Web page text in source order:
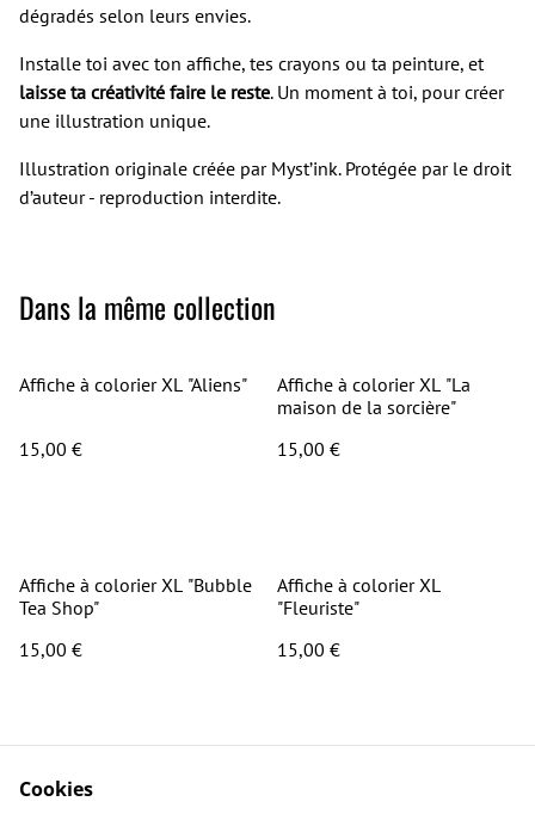
dégradés selon leurs envies.
Installe toi avec ton affiche, tes crayons ou ta peinture, et
laisse ta créativité faire le reste. Un moment à toi, pour créer
une illustration unique.
Illustration originale créée par Myst’ink. Protégée par le droit
d’auteur - reproduction interdite.
Dans la même collection
Affiche à colorier XL "Aliens"
15,00 €
Affiche à colorier XL "La
maison de la sorcière"
15,00 €
Affiche à colorier XL "Bubble
Tea Shop"
15,00 €
Affiche à colorier XL
"Fleuriste"
15,00 €
Cookies